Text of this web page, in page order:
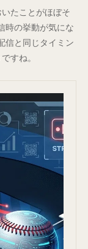
たことがほぼそ
時の挙動が気にな
信と同じタイミン
すね。